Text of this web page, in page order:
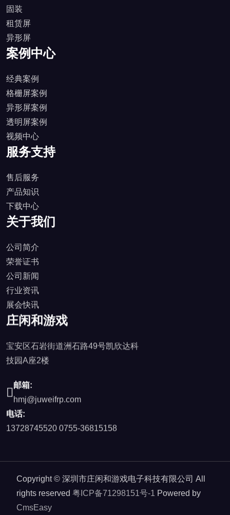
固装
租赁屏
异形屏
案例中心
经典案例
格栅屏案例
异形屏案例
透明屏案例
视频中心
服务支持
售后服务
产品知识
下载中心
关于我们
公司简介
荣誉证书
公司新闻
行业资讯
展会快讯
庄闲和游戏
宝安区石岩街道洲石路49号凯欣达科
技园A座2楼
邮箱:
hmj@juweifrp.com
电话:
13728745520 0755-36815158
Copyright © 深圳市庄闲和游戏电子科技有限公司 All
rights reserved 粤ICP备71298151号-1 Powered by
CmsEasy